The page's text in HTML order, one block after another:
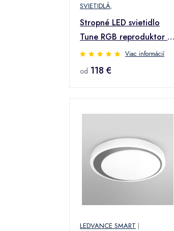
SVIETIDLÁ,
Stropné LED svietidlo
Tune RGB reproduktor Ø
60
Viac informácií
od 118 €
LEDVANCE SMART |